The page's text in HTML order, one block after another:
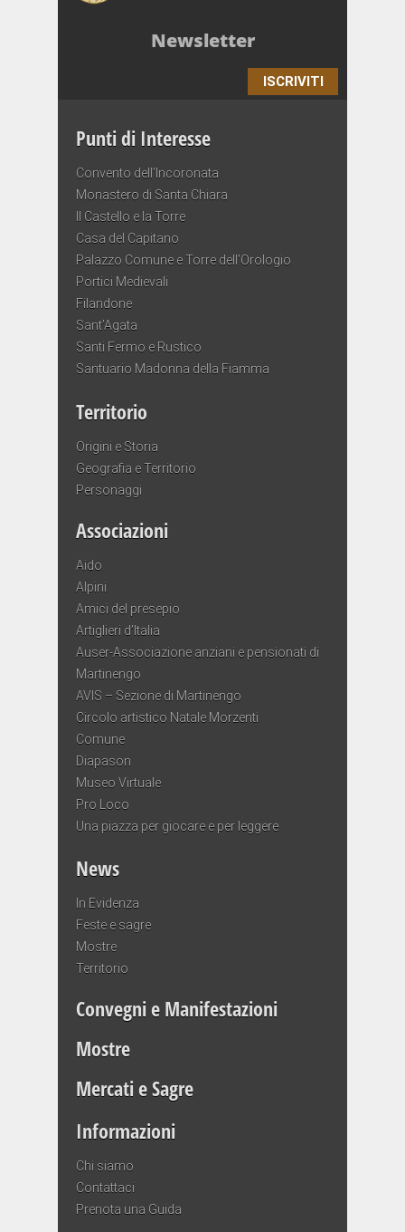
Newsletter
ISCRIVITI
Punti di Interesse
Convento dell’Incoronata
Monastero di Santa Chiara
Il Castello e la Torre
Casa del Capitano
Palazzo Comune e Torre dell’Orologio
Portici Medievali
Filandone
Sant’Agata
Santi Fermo e Rustico
Santuario Madonna della Fiamma
Territorio
Origini e Storia
Geografia e Territorio
Personaggi
Associazioni
Aido
Alpini
Amici del presepio
Artiglieri d’Italia
Auser-Associazione anziani e pensionati di
Martinengo
AVIS – Sezione di Martinengo
Circolo artistico Natale Morzenti
Comune
Diapason
Museo Virtuale
Pro Loco
Una piazza per giocare e per leggere
News
In Evidenza
Feste e sagre
Mostre
Territorio
Convegni e Manifestazioni
Mostre
Mercati e Sagre
Informazioni
Chi siamo
Contattaci
Prenota una Guida